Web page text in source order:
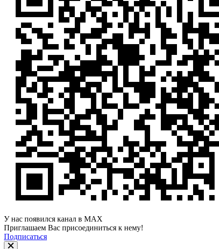
У нас появился канал в MAX
Приглашаем Вас присоединиться к нему!
Подписаться